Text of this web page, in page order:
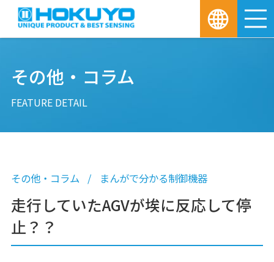
その他・コラム
FEATURE DETAIL
その他・コラム まんがで分かる制御機器
走行していたAGVが埃に反応して停
止？？